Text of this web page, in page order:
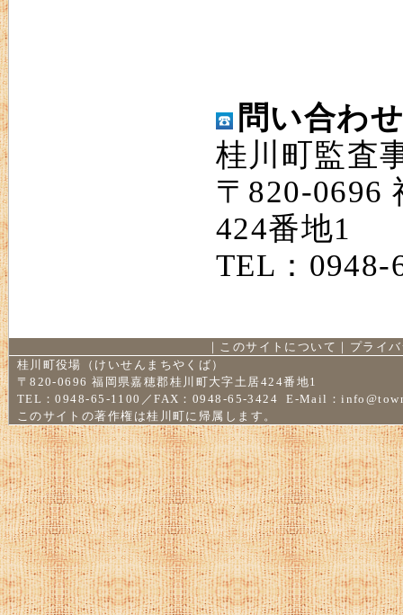
問い合わ
桂川町監査
〒820-0696
424番地1
TEL：0948-
｜ このサイトについて ｜ プライ
桂川町役場（けいせんまちやくば）
〒820-0696 福岡県嘉穂郡桂川町大字土居424番地1
TEL：0948-65-1100／FAX：0948-65-3424 E-Mail：
このサイトの著作権は桂川町に帰属します。